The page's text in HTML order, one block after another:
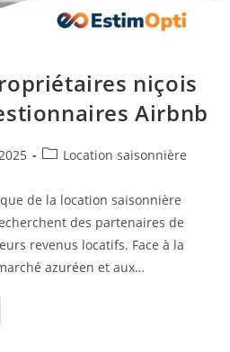
niçois
Airbnb
Location saisonnière
de la location saisonnière
des partenaires de
revenus locatifs. Face à la
azuréen et aux…